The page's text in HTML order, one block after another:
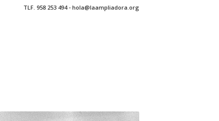
TLF. 958 253 494 - hola@laampliadora.org